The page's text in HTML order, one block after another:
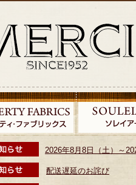
2026年8月8日（土）～
配送遅延のお詫び